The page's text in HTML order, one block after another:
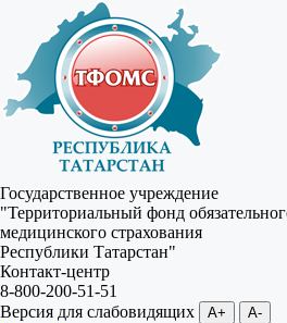
Государственное учреждение
"Территориальный фонд
медицинского страхования
Республики Татарстан"
Контакт-центр
8-800-200-51-51
Версия для слабовидящих
A+ A-